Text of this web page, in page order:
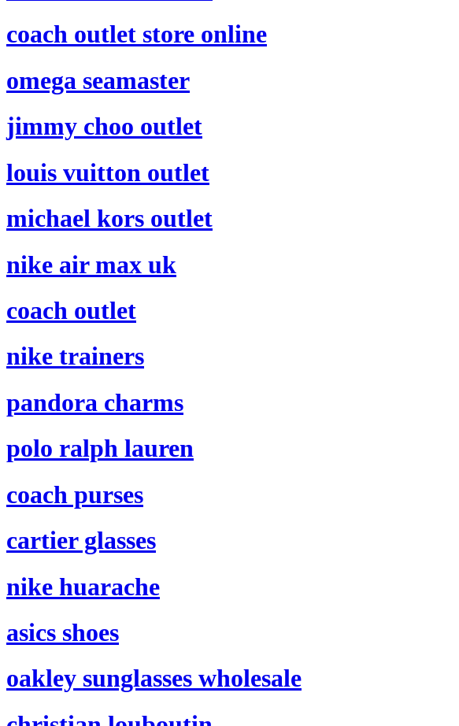
coach outlet store online
omega seamaster
jimmy choo outlet
louis vuitton outlet
michael kors outlet
nike air max uk
coach outlet
nike trainers
pandora charms
polo ralph lauren
coach purses
cartier glasses
nike huarache
asics shoes
oakley sunglasses wholesale